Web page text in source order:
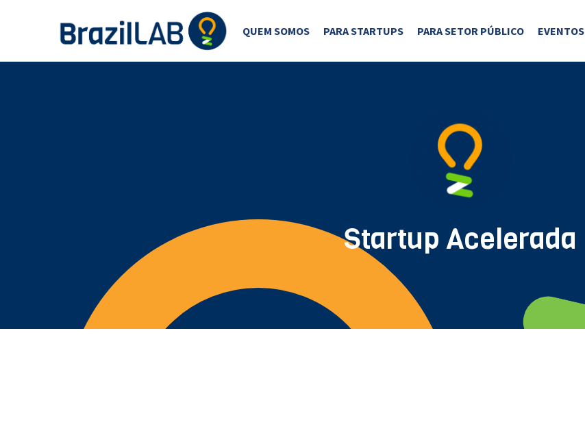
QUEM SOMOS PARA STARTUPS PARA SETOR PÚBLICO EVENTOS
Startup Acelerada